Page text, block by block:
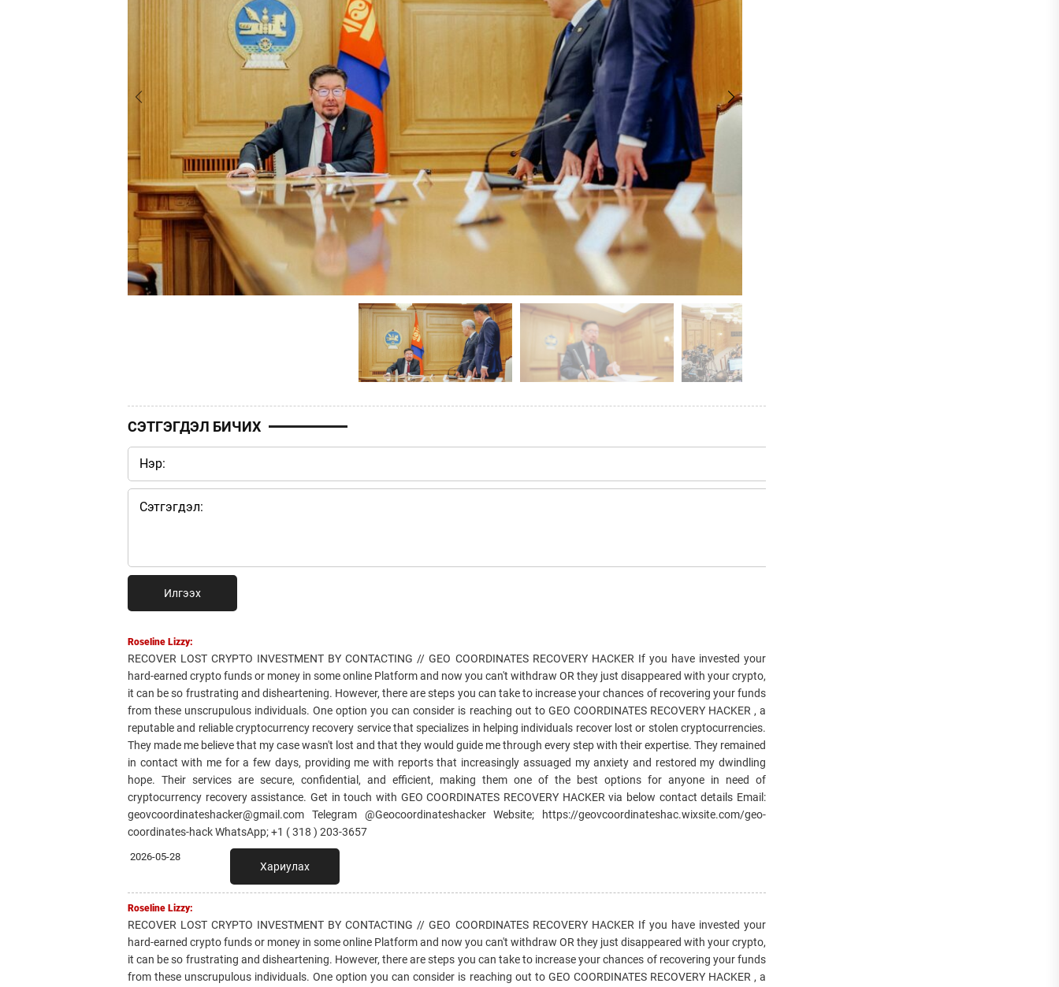
СЭТГЭГДЭЛ БИЧИХ
Илгээх
Roseline Lizzy:
RECOVER LOST CRYPTO INVESTMENT BY CONTACTING // GEO COORDINATES RECOVERY HACKER If you have invested your
hard-earned crypto funds or money in some online Platform and now you can't withdraw OR they just disappeared with your crypto,
it can be so frustrating and disheartening. However, there are steps you can take to increase your chances of recovering your funds
from these unscrupulous individuals. One option you can consider is reaching out to GEO COORDINATES RECOVERY HACKER , a
reputable and reliable cryptocurrency recovery service that specializes in helping individuals recover lost or stolen cryptocurrencies.
They made me believe that my case wasn't lost and that they would guide me through every step with their expertise. They remained
in contact with me for a few days, providing me with reports that increasingly assuaged my anxiety and restored my dwindling
hope. Their services are secure, confidential, and efficient, making them one of the best options for anyone in need of
cryptocurrency recovery assistance. Get in touch with GEO COORDINATES RECOVERY HACKER via below contact details Email:
geovcoordinateshacker@gmail.com Telegram @Geocoordinateshacker Website; https://geovcoordinateshac.wixsite.com/geo-
coordinates-hack WhatsApp; +1 ( 318 ) 203-3657
2026-05-28
Хариулах
Roseline Lizzy:
RECOVER LOST CRYPTO INVESTMENT BY CONTACTING // GEO COORDINATES RECOVERY HACKER If you have invested your
hard-earned crypto funds or money in some online Platform and now you can't withdraw OR they just disappeared with your crypto,
it can be so frustrating and disheartening. However, there are steps you can take to increase your chances of recovering your funds
from these unscrupulous individuals. One option you can consider is reaching out to GEO COORDINATES RECOVERY HACKER , a